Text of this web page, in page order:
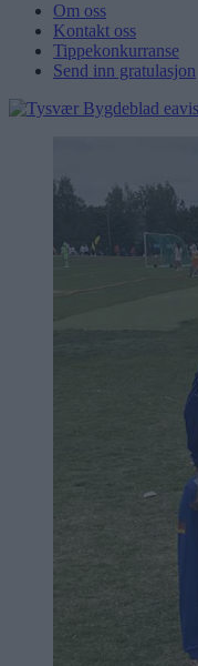
Om oss
Kontakt oss
Tippekonkurranse
Send inn gratulasjon